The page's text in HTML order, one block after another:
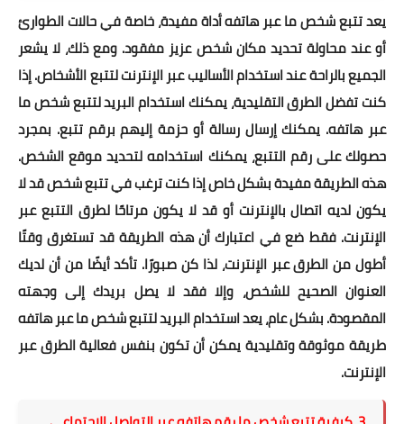
يعد تتبع شخص ما عبر هاتفه أداة مفيدة، خاصة في حالات الطوارئ
أو عند محاولة تحديد مكان شخص عزيز مفقود. ومع ذلك، لا يشعر
الجميع بالراحة عند استخدام الأساليب عبر الإنترنت لتتبع الأشخاص. إذا
كنت تفضل الطرق التقليدية، يمكنك استخدام البريد لتتبع شخص ما
عبر هاتفه. يمكنك إرسال رسالة أو حزمة إليهم برقم تتبع. بمجرد
حصولك على رقم التتبع، يمكنك استخدامه لتحديد موقع الشخص.
هذه الطريقة مفيدة بشكل خاص إذا كنت ترغب في تتبع شخص قد لا
يكون لديه اتصال بالإنترنت أو قد لا يكون مرتاحًا لطرق التتبع عبر
الإنترنت. فقط ضع في اعتبارك أن هذه الطريقة قد تستغرق وقتًا
أطول من الطرق عبر الإنترنت، لذا كن صبورًا. تأكد أيضًا من أن لديك
العنوان الصحيح للشخص، وإلا فقد لا يصل بريدك إلى وجهته
المقصودة. بشكل عام، يعد استخدام البريد لتتبع شخص ما عبر هاتفه
طريقة موثوقة وتقليدية يمكن أن تكون بنفس فعالية الطرق عبر
الإنترنت.